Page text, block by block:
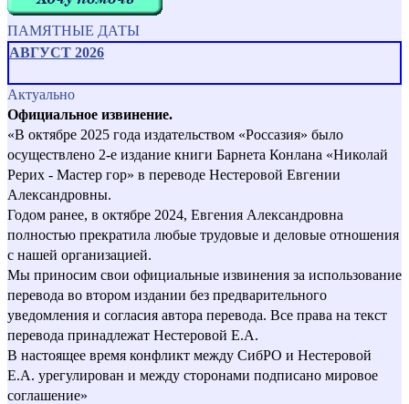
ПАМЯТНЫЕ ДАТЫ
АВГУСТ 2026
Актуально
Официальное извинение.
«В октябре 2025 года издательством «Россазия» было
осуществлено 2-е издание книги Барнета Конлана «Николай
Рерих - Мастер гор» в переводе Нестеровой Евгении
Александровны.
Годом ранее, в октябре 2024, Евгения Александровна
полностью прекратила любые трудовые и деловые отношения
с нашей организацией.
Мы приносим свои официальные извинения за использование
перевода во втором издании без предварительного
уведомления и согласия автора перевода. Все права на текст
перевода принадлежат Нестеровой Е.А.
В настоящее время конфликт между СибРО и Нестеровой
Е.А. урегулирован и между сторонами подписано мировое
соглашение»